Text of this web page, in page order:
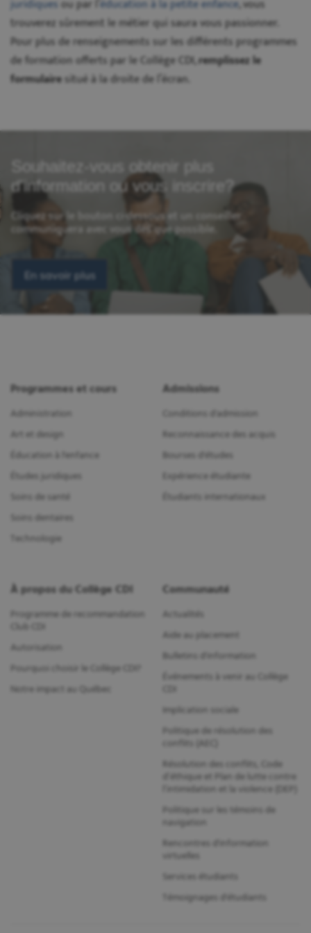
juridiques ou par l’éducation à la petite enfance , vous
trouverez sûrement le métier qui saura vous passionner.
Pour plus de renseignements sur les différents programmes
de formation offerts par le Collège CDI, remplissez le
formulairesitué à la droite de l’écran.
Souhaitez-vous obtenir plus
d'information ou vous inscrire?
Cliquez sur le bouton ci-dessous et un conseiller
communiquera avec vous dès que possible.
En savoir plus
Programmes et cours
Administration
Art et design
Éducation à l'enfance
Études juridiques
Soins de santé
Soins dentaires
Technologie
Admissions
Conditions d'admission
Reconnaissance des acquis
Bourses d'études
Expérience étudiante
Étudiants internationaux
À propos du Collège CDI
Programme de recommandation
Club CDI
Autorisation
Pourquoi choisir le Collège CDI?
Notre impact au Québec
Communauté
Actualités
Aide au placement
Bulletins d'information
Événements à venir au Collège
CDI
Implication sociale
Politique de résolution des
conflits (AEC)
Résolution des conflits, Code
d’éthique et Plan de lutte contre
l’intimidation et la violence (DEP)
Politique sur les témoins de
navigation
Rencontres d'information
virtuelles
Services étudiants
Témoignages d'étudiants